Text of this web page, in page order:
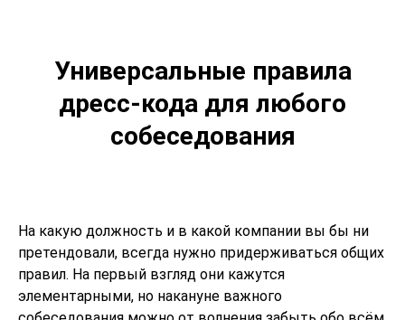
Универсальные правила
дресс-кода для любого
собеседования
На какую должность и в какой компании вы бы ни
претендовали, всегда нужно придерживаться общих
правил. На первый взгляд они кажутся
элементарными, но накануне важного